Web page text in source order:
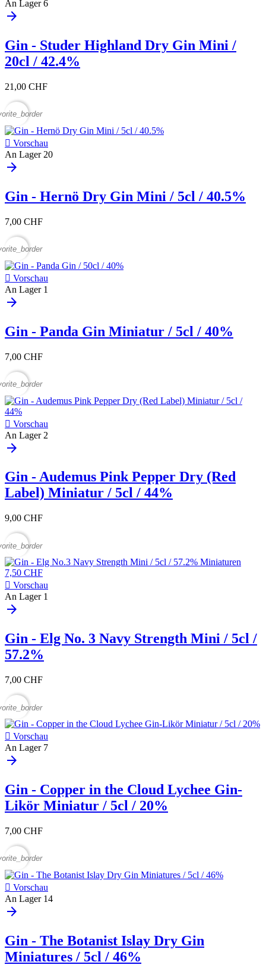
An Lager 6
arrow_forward
Gin - Studer Highland Dry Gin Mini /
20cl / 42.4%
21,00 CHF
 Vorschau
An Lager 20
arrow_forward
Gin - Hernö Dry Gin Mini / 5cl / 40.5%
7,00 CHF
 Vorschau
An Lager 1
arrow_forward
Gin - Panda Gin Miniatur / 5cl / 40%
7,00 CHF
 Vorschau
An Lager 2
arrow_forward
Gin - Audemus Pink Pepper Dry (Red
Label) Miniatur / 5cl / 44%
9,00 CHF
 Vorschau
An Lager 1
arrow_forward
Gin - Elg No. 3 Navy Strength Mini / 5cl /
57.2%
7,00 CHF
 Vorschau
An Lager 7
arrow_forward
Gin - Copper in the Cloud Lychee Gin-
Likör Miniatur / 5cl / 20%
7,00 CHF
 Vorschau
An Lager 14
arrow_forward
Gin - The Botanist Islay Dry Gin
Miniatures / 5cl / 46%